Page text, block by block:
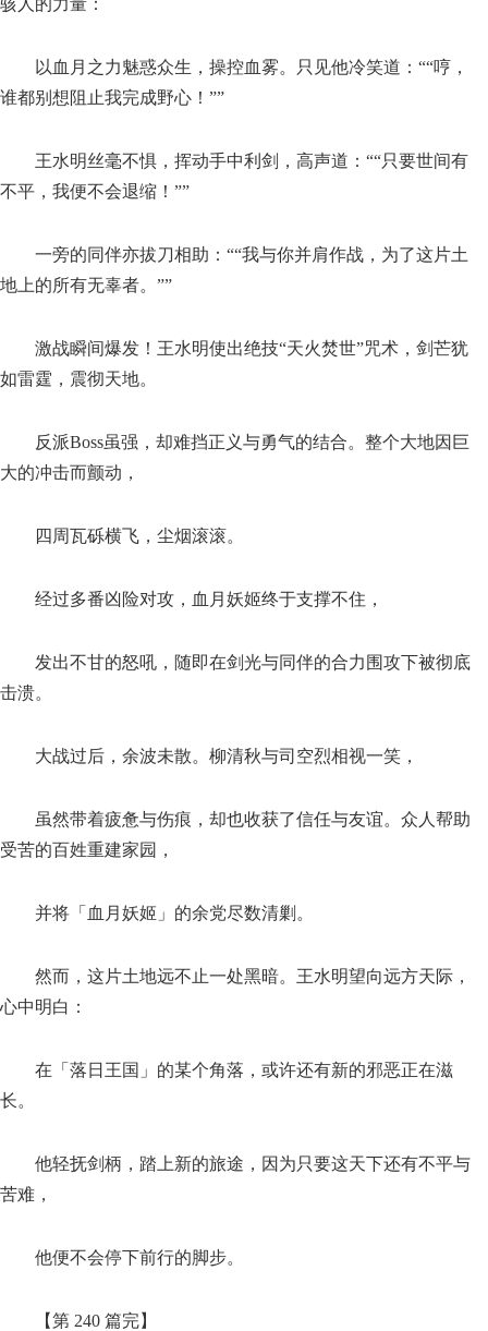
骇人的力量：
以血月之力魅惑众生，操控血雾。只见他冷笑道：““哼，
谁都别想阻止我完成野心！””
王水明丝毫不惧，挥动手中利剑，高声道：““只要世间有
不平，我便不会退缩！””
一旁的同伴亦拔刀相助：““我与你并肩作战，为了这片土
地上的所有无辜者。””
激战瞬间爆发！王水明使出绝技“天火焚世”咒术，剑芒犹
如雷霆，震彻天地。
反派Boss虽强，却难挡正义与勇气的结合。整个大地因巨
大的冲击而颤动，
四周瓦砾横飞，尘烟滚滚。
经过多番凶险对攻，血月妖姬终于支撑不住，
发出不甘的怒吼，随即在剑光与同伴的合力围攻下被彻底
击溃。
大战过后，余波未散。柳清秋与司空烈相视一笑，
虽然带着疲惫与伤痕，却也收获了信任与友谊。众人帮助
受苦的百姓重建家园，
并将「血月妖姬」的余党尽数清剿。
然而，这片土地远不止一处黑暗。王水明望向远方天际，
心中明白：
在「落日王国」的某个角落，或许还有新的邪恶正在滋
长。
他轻抚剑柄，踏上新的旅途，因为只要这天下还有不平与
苦难，
他便不会停下前行的脚步。
【第 240 篇完】